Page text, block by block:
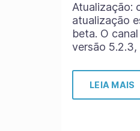
Atualização:
atualização
beta. O
versão
LEIA MAIS